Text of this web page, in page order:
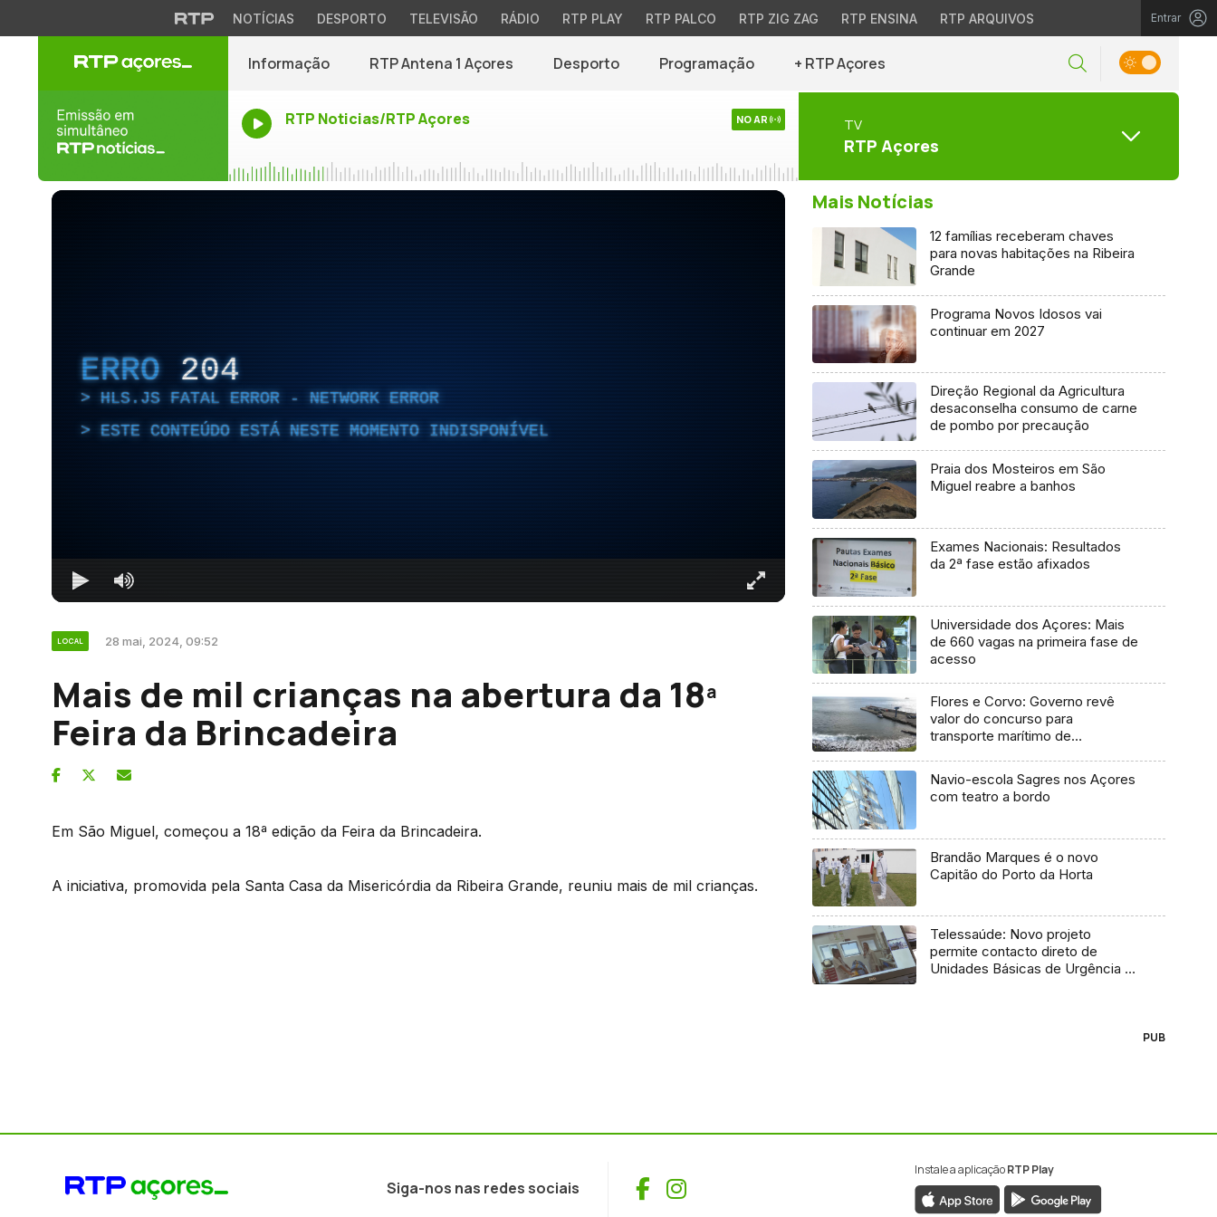
NOTÍCIAS DESPORTO TELEVISÃO RÁDIO RTP PLAY RTP PALCO RTP ZIG ZAG RTP ENSINA RTP ARQUIVOS Entrar
Informação RTP Antena 1 Açores Desporto Programação + RTP Açores
RTP Noticias/RTP Açores NO AR TV
RTP Açores
ERRO 204
HLS.JS FATAL ERROR - NETWORK ERROR
ESTE CONTEÚDO ESTÁ NESTE MOMENTO INDISPONÍVEL
LOCAL 28 mai, 2024, 09:52
Mais de mil crianças na abertura da 18ª
Feira da Brincadeira
Em São Miguel, começou a 18ª edição da Feira da Brincadeira.
A iniciativa, promovida pela Santa Casa da Misericórdia da Ribeira Grande, reuniu mais de mil crianças.
Mais Notícias
12 famílias receberam chaves
para novas habitações na Ribeira
Grande
Programa Novos Idosos vai
continuar em 2027
Direção Regional da Agricultura
desaconselha consumo de carne
de pombo por precaução
Praia dos Mosteiros em São
Miguel reabre a banhos
Exames Nacionais: Resultados
da 2ª fase estão afixados
Universidade dos Açores: Mais
de 660 vagas na primeira fase de
acesso
Flores e Corvo: Governo revê
valor do concurso para
transporte marítimo de
Navio-escola Sagres nos Açores
com teatro a bordo
Brandão Marques é o novo
Capitão do Porto da Horta
Telessaúde: Novo projeto
permite contacto direto de
Unidades Básicas de Urgência e
PUB
Siga-nos nas redes sociais Facebook
Instagram
Instale a aplicaçãoRTP Play